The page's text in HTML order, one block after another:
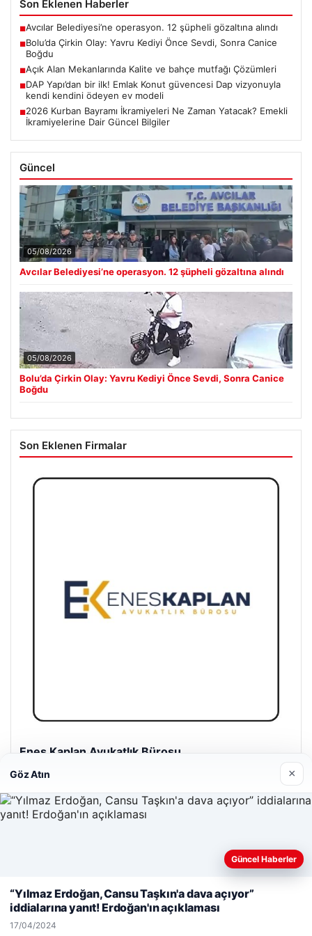
Son Eklenen Haberler
■Avcılar Belediyesi’ne operasyon. 12 şüpheli gözaltına alındı
■Bolu’da Çirkin Olay: Yavru Kediyi Önce Sevdi, Sonra Canice
Boğdu
■Açık Alan Mekanlarında Kalite ve bahçe mutfağı Çözümleri
■DAP Yapı’dan bir ilk! Emlak Konut güvencesi Dap vizyonuyla
kendi kendini ödeyen ev modeli
■2026 Kurban Bayramı İkramiyeleri Ne Zaman Yatacak? Emekli
İkramiyelerine Dair Güncel Bilgiler
Güncel
05/08/2026
Avcılar Belediyesi’ne operasyon. 12 şüpheli gözaltına alındı
05/08/2026
Bolu’da Çirkin Olay: Yavru Kediyi Önce Sevdi, Sonra Canice
Boğdu
Son Eklenen Firmalar
Enes Kaplan Avukatlık Bürosu
Web sitemizi nasıl kullandığınızı daha iyi anlayabilmek,
kullanıyoruz.Çerez Politikamız
Kabul Et
Göz Atın ×
Güncel Haberler
“Yılmaz Erdoğan, Cansu Taşkın'a dava açıyor”
iddialarına yanıt! Erdoğan'ın açıklaması
17/04/2024
lemagrup.com.tr